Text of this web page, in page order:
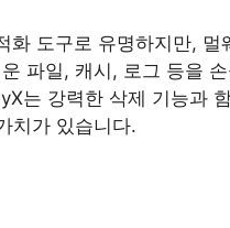
도구로 유명하지만,
파일, 캐시, 로그 등을
는 강력한 삭제 기능과
치가 있습니다.